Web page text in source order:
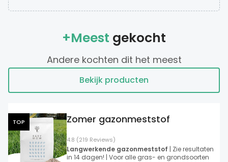
+Meest gekocht
Andere kochten dit het meest
Bekijk producten
TOP
4.8 (219 Reviews)
Zomer gazonmeststof
Langwerkende gazonmeststof | Zie resultaten
in 14 dagen! | Voor alle gras- en grondsoorten